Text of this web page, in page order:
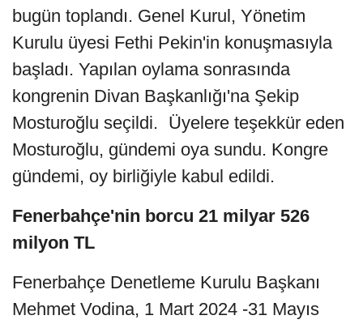
bugün toplandı. Genel Kurul, Yönetim
Kurulu üyesi Fethi Pekin'in konuşmasıyla
başladı. Yapılan oylama sonrasında
kongrenin Divan Başkanlığı'na Şekip
Mosturoğlu seçildi. Üyelere teşekkür eden
Mosturoğlu, gündemi oya sundu. Kongre
gündemi, oy birliğiyle kabul edildi.
Fenerbahçe'nin borcu 21 milyar 526
milyon TL
Fenerbahçe Denetleme Kurulu Başkanı
Mehmet Vodina, 1 Mart 2024 -31 Mayıs